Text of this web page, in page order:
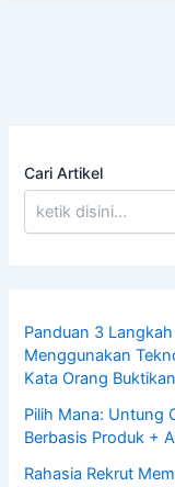
Cari Artikel
Panduan 3
Menggunakan
Kata Orang
Pilih Mana: Untung
Berbasis Produk +
Rahasia Rekrut